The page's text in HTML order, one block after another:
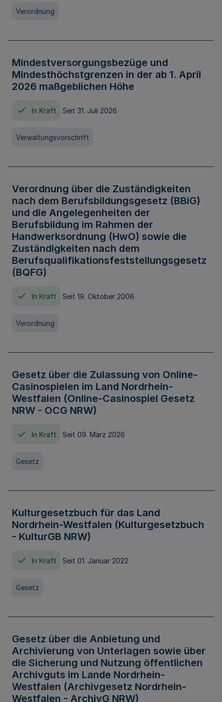
Verordnung
Mindestversorgungsbezüge und
Mindesthöchstgrenzen in der ab 1. April
2026 maßgeblichen Höhe
In Kraft Seit 31. Juli 2026
Verwaltungsvorschrift
Verordnung über die Zuständigkeiten
nach dem Berufsbildungsgesetz (BBiG)
und die Angelegenheiten der
Berufsbildung im Rahmen der
Handwerksordnung (HwO) sowie die
Zuständigkeiten nach dem
Berufsqualifikationsfeststellungsgesetz
(BQFG)
In Kraft Seit 19. Oktober 2006
Verordnung
Gesetz über die Zulassung von Online-
Casinospielen im Land Nordrhein-
Westfalen (Online-Casinospiel Gesetz
NRW - OCG NRW)
In Kraft Seit 09. März 2026
Gesetz
Kulturgesetzbuch für das Land
Nordrhein-Westfalen (Kulturgesetzbuch
- KulturGB NRW)
In Kraft Seit 01. Januar 2022
Gesetz
Gesetz über die Anbietung und
Archivierung von Unterlagen sowie über
die Sicherung und Nutzung öffentlichen
Archivguts im Lande Nordrhein-
Westfalen (Archivgesetz Nordrhein-
Westfalen - ArchivG NRW)